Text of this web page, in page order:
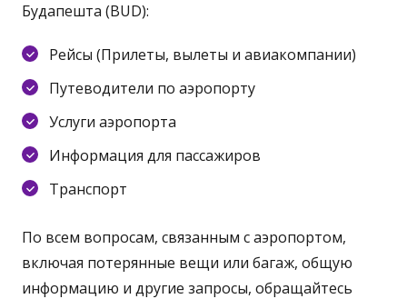
Будапешта (BUD):
Рейсы (Прилеты, вылеты и авиакомпании)
Путеводители по аэропорту
Услуги аэропорта
Информация для пассажиров
Транспорт
По всем вопросам, связанным с аэропортом,
включая потерянные вещи или багаж, общую
информацию и другие запросы, обращайтесь